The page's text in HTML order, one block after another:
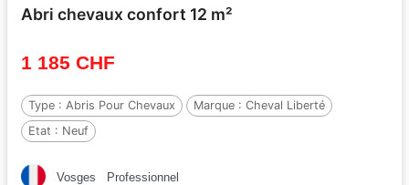
Abri chevaux confort 12 m²
1 185 CHF
Type : Abris Pour Chevaux Marque : Cheval Liberté
Etat : Neuf
Vosges Professionnel